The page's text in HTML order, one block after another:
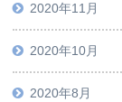
2020年11月
2020年10月
2020年8月